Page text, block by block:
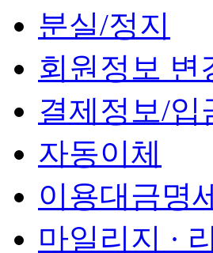
분실/정지
회원정보 변
결제정보/입
자동이체
이용대금명
마일리지 ·